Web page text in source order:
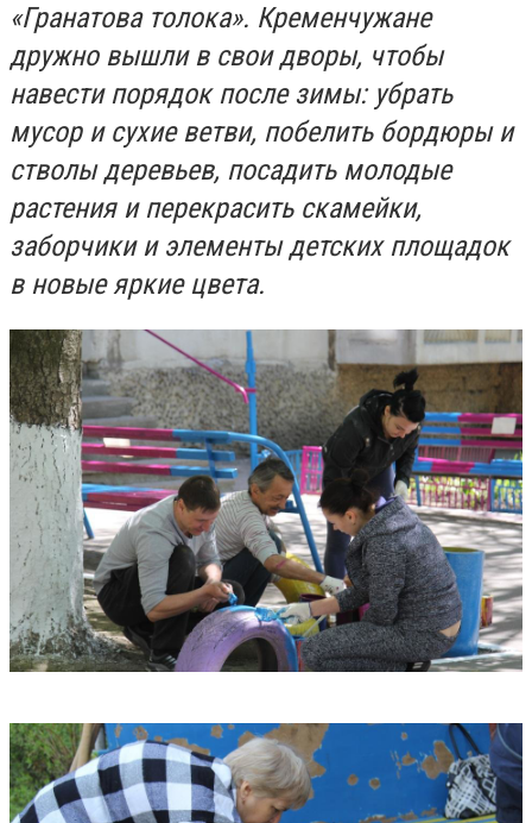
«Гранатова толока». Кременчужане
дружно вышли в свои дворы, чтобы
навести порядок после зимы: убрать
мусор и сухие ветви, побелить бордюры и
стволы деревьев, посадить молодые
растения и перекрасить скамейки,
заборчики и элементы детских площадок
в новые яркие цвета.